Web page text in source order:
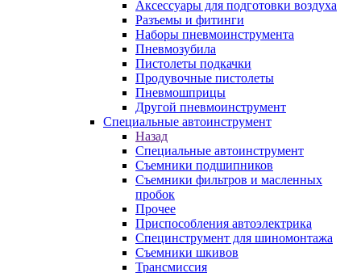
Аксессуары для подготовки воздуха
Разъемы и фитинги
Наборы пневмоинструмента
Пневмозубила
Пистолеты подкачки
Продувочные пистолеты
Пневмошприцы
Другой пневмоинструмент
Специальные автоинструмент
Назад
Специальные автоинструмент
Съемники подшипников
Съемники фильтров и масленных
пробок
Прочее
Приспособления автоэлектрика
Специнструмент для шиномонтажа
Съемники шкивов
Трансмиссия